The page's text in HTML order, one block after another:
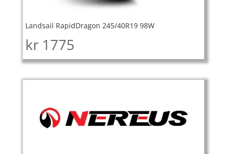
Landsail RapidDragon 245/40R19 98W
kr 1775